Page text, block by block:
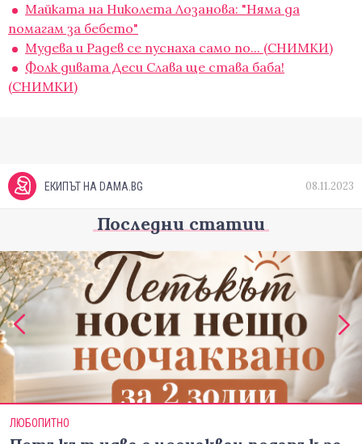
Майката на Николета Лозанова: "Няма да
помагам за бебето"
Мудева и Радев се пуснаха само по... (СНИМКИ)
Фолк дивата Деси Слава ще става баба!
(СНИМКИ)
ЕКИПЪТ НА DAMA.BG 08.11.2023
Последни статии
ЛЮБОПИТНО